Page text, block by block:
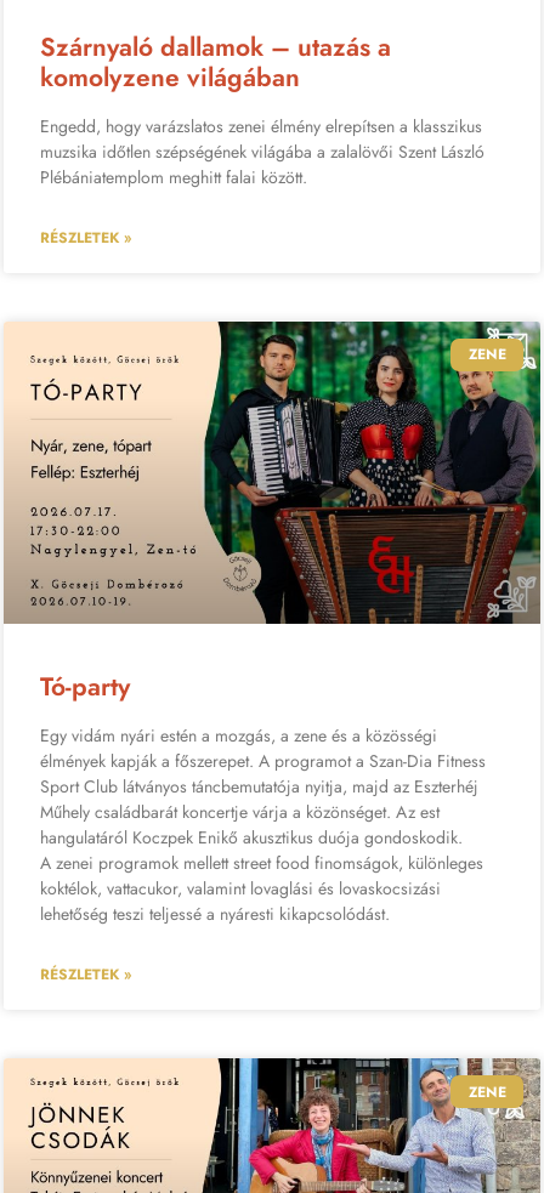
Szárnyaló dallamok – utazás a
komolyzene világában
Engedd, hogy varázslatos zenei élmény elrepítsen a klasszikus
muzsika időtlen szépségének világába a zalalövői Szent László
Plébániatemplom meghitt falai között.
RÉSZLETEK »
ZENE
Tó-party
Egy vidám nyári estén a mozgás, a zene és a közösségi
élmények kapják a főszerepet. A programot a Szan-Dia Fitness
Sport Club látványos táncbemutatója nyitja, majd az Eszterhéj
Műhely családbarát koncertje várja a közönséget. Az est
hangulatáról Koczpek Enikő akusztikus duója gondoskodik.
A zenei programok mellett street food finomságok, különleges
koktélok, vattacukor, valamint lovaglási és lovaskocsizási
lehetőség teszi teljessé a nyáresti kikapcsolódást.
RÉSZLETEK »
ZENE